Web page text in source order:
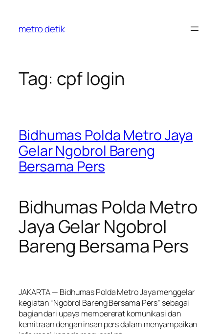
content
metro detik
Tag: cpf login
Bidhumas Polda Metro Jaya
Gelar Ngobrol Bareng
Bersama Pers
Bidhumas Polda Metro
Jaya Gelar Ngobrol
Bareng Bersama Pers
JAKARTA — Bidhumas Polda Metro Jaya menggelar
kegiatan “Ngobrol Bareng Bersama Pers” sebagai
bagian dari upaya mempererat komunikasi dan
kemitraan dengan insan pers dalam menyampaikan